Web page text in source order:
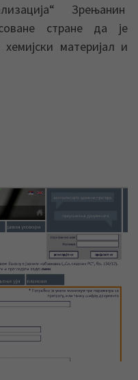
Зрењанин
стране да је
материјал и